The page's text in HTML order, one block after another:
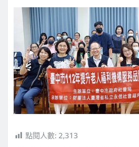
點閱人數: 2,313